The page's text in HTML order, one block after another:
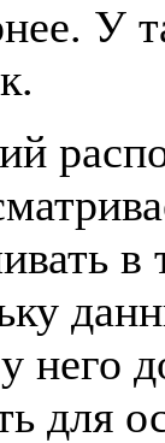
У
него
для